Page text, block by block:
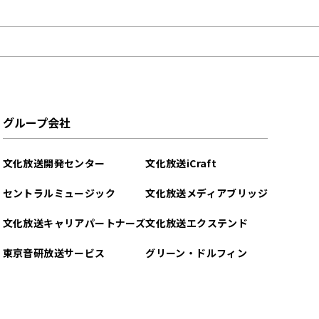
グループ会社
文化放送開発センター
セントラルミュージック
文化放送キャリアパートナーズ
東京音研放送サービス
文化放送iCraft
文化放送メディアブリッジ
文化放送エクステンド
グリーン・ドルフィン